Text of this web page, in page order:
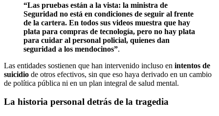
“Las pruebas están a la vista: la ministra de
Seguridad no está en condiciones de seguir al frente
de la cartera. En todos sus videos muestra que hay
plata para compras de tecnología, pero no hay plata
para cuidar al personal policial, quienes dan
seguridad a los mendocinos”.
Las entidades sostienen que han intervenido incluso en intentos de
suicidio de otros efectivos, sin que eso haya derivado en un cambio
de política pública ni en un plan integral de salud mental.
La historia personal detrás de la tragedia